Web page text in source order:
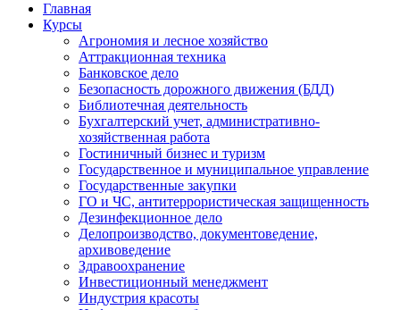
Главная
Курсы
Агрономия и лесное хозяйство
Аттракционная техника
Банковское дело
Безопасность дорожного движения (БДД)
Библиотечная деятельность
Бухгалтерский учет, административно-
хозяйственная работа
Гостиничный бизнес и туризм
Государственное и муниципальное управление
Государственные закупки
ГО и ЧС, антитеррористическая защищенность
Дезинфекционное дело
Делопроизводство, документоведение,
архивоведение
Здравоохранение
Инвестиционный менеджмент
Индустрия красоты